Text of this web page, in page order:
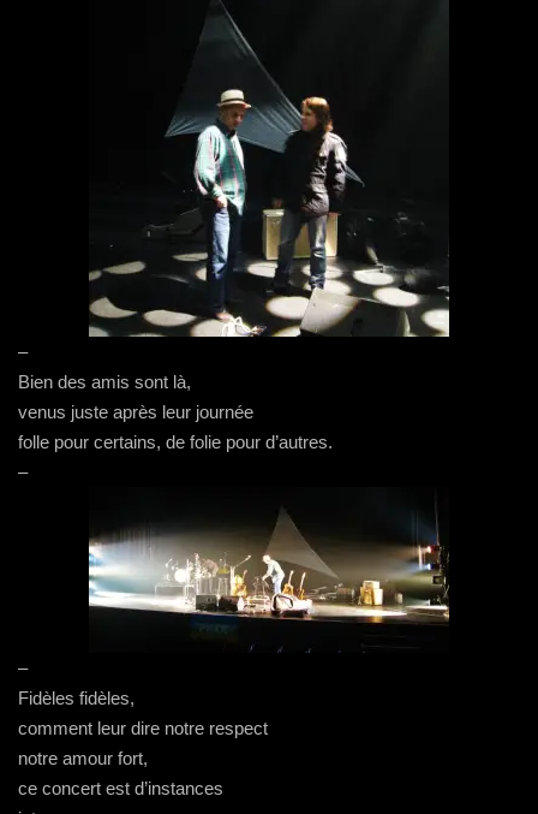
–
Bien des amis sont là,
venus juste après leur journée
folle pour certains, de folie pour d’autres.
–
–
Fidèles fidèles,
comment leur dire notre respect
notre amour fort,
ce concert est d’instances